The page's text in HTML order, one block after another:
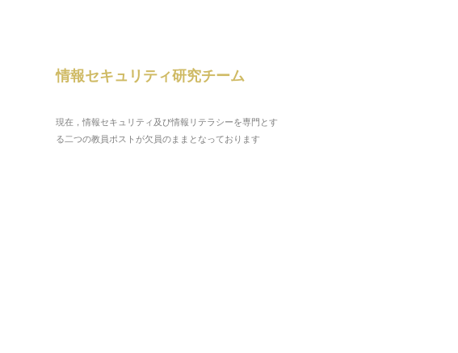
情報セキュリティ研究チーム
現在，情報セキュリティ及び情報リテラシーを専門とす
る二つの教員ポストが欠員のままとなっております